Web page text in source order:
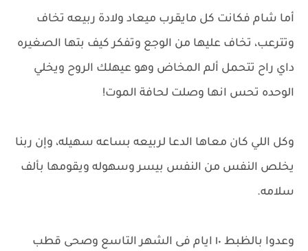
أما شام فكانت كل مايقرب ميعاد ولادة ربيعه تخاف
وتترعب، تخاف عليها من الوجع وتفكر كيف بتها الصغيره
داي راح تتحمل ألم المخاض وهو عيهلك الروح ويخلي
الوحده تحس انها وصلت لحافة الموت!
وكل اللي كان معاها الدعا لربيعه بساعه سهيله، وإن ربنا
يخلص النفس من النفس بيسر وسهوله ويقومها بألف
سلامه.
وعدوا بالظبط ١٠ ايام فى الشهر التاسع وصحى قطب